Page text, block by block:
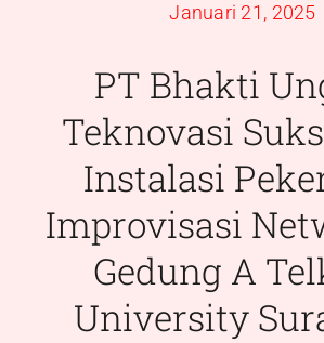
Januari 21, 2025
PT Bhakti
Teknovasi
Instalasi
Improvisasi
Gedung A
University